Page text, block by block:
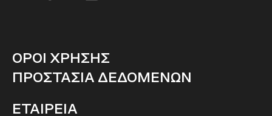
ΟΡΟΙ ΧΡΗΣΗΣ
ΠΡΟΣΤΑΣΙΑ ΔΕΔΟΜΕΝΩΝ
ΕΤΑΙΡΕΙΑ